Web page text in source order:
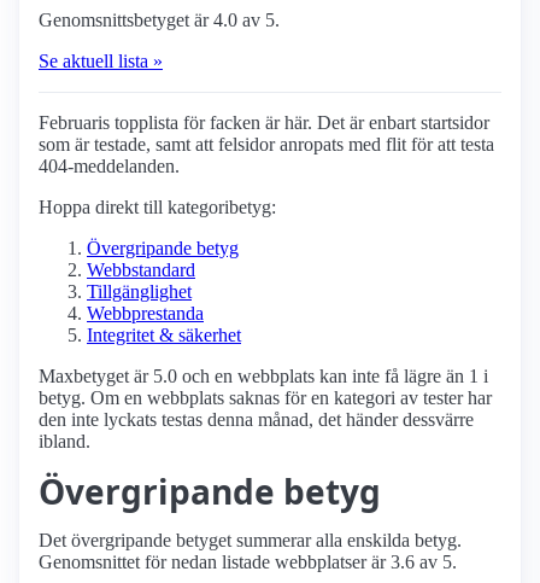
Genomsnittsbetyget är 4.0 av 5.
Se aktuell lista »
Februaris topplista för facken är här. Det är enbart startsidor
som är testade, samt att felsidor anropats med flit för att testa
404-meddelanden.
Hoppa direkt till kategoribetyg:
Övergripande betyg
Webbstandard
Tillgänglighet
Webbprestanda
Integritet & säkerhet
Maxbetyget är 5.0 och en webbplats kan inte få lägre än 1 i
betyg. Om en webbplats saknas för en kategori av tester har
den inte lyckats testas denna månad, det händer dessvärre
ibland.
Övergripande betyg
Det övergripande betyget summerar alla enskilda betyg.
Genomsnittet för nedan listade webbplatser är 3.6 av 5.